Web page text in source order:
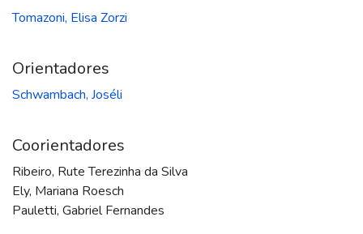
Tomazoni, Elisa Zorzi
Orientadores
Schwambach, Joséli
Coorientadores
Ribeiro, Rute Terezinha da Silva
Ely, Mariana Roesch
Pauletti, Gabriel Fernandes